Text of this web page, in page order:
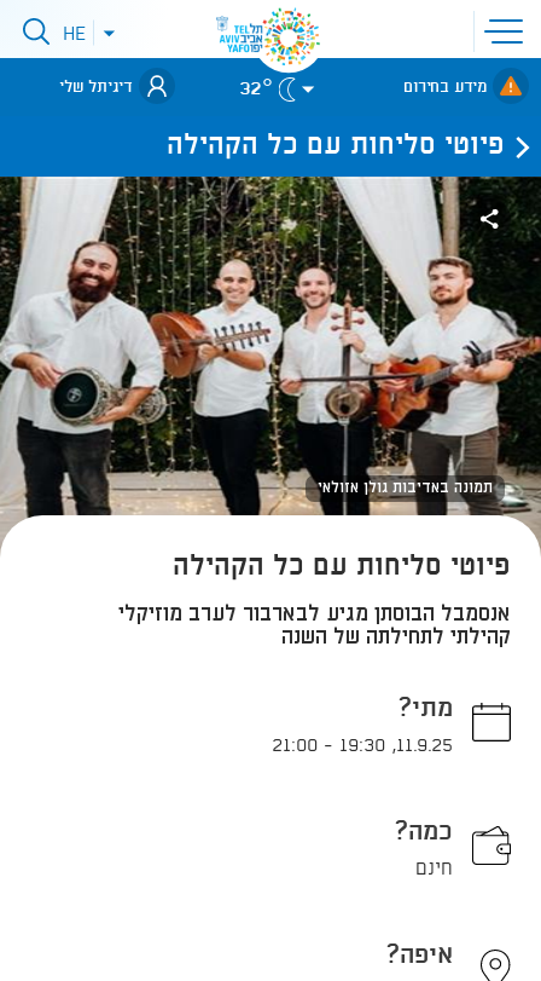
פתיחת
תפריט
אתר
לאתר עיריית
תל-אביב
פתיחתHE
מידע בחירום 32° דיגיתל שלי
פיוטי סליחות עם כל הקהילה
תמונה באדיבות גולן אזולאי
פיוטי סליחות עם כל הקהילה
אנסמבל הבוסתן מגיע לבארבור לערב מוזיקלי
קהילתי לתחילתה של השנה
מתי?
11.9.25
,
19:30
-
21:00
כמה?
חינם
איפה?